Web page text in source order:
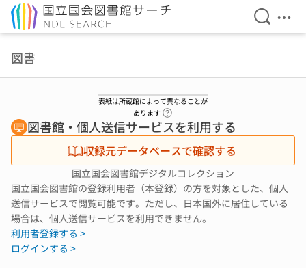
検索を
メ
図書
表紙は所蔵館によって異なることが
あります
図書館・個人送信サービスを利用する
収録元データベースで確認する
国立国会図書館デジタルコレクション
国立国会図書館の登録利用者（本登録）の方を対象とした、個人
送信サービスで閲覧可能です。ただし、日本国外に居住している
場合は、個人送信サービスを利用できません。
利用者登録する >
ログインする >